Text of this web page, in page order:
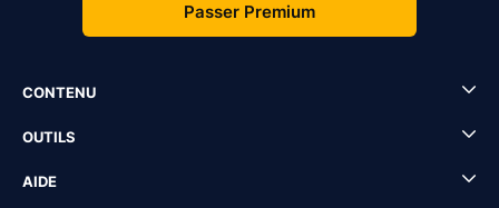
Passer Premium
CONTENU
OUTILS
AIDE